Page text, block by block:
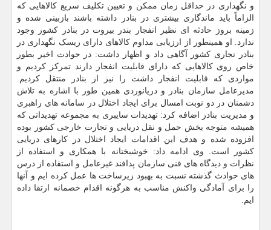
و نگهداری در حداقل زمان ممکن و تعیین تکلیف سریع کالاهایی که
الزاماً باید ماندگاری بیشتری در بنادر داشته باشند بازبینی شده و
زمینه بروز حادثه ای نظیر انفجار بندر بیروت در بنادر کشور وجود
ندارد. او همینطور از ارزیابی مداوم کالاهای دارای ریسک نگهداری در
بنادر تجاری کشور آگاهی داد و اظهار داشت: در حوادث اخیر بطور
خاص روی کالاهایی که دارای قابلیت انفجار دارند تمرکز کردیم و
مواردی که قابلیت انفجار داشت را نیز از بنادر منتقل کردیم.
مدیرعامل سازمان بنادر و دریانوردی همین طور با اشاره به تلاش
دشمنان در دو نوبت امسال برای ایجاد اختلال در سامانه های راهبری
و مدیریت بنادر اضافه کرد: تهدیدات سایبری به مجموعه تهدیداتی که
همیشه متوجه بخش حمل و نقل دریایی و تجارت خارجی کشور بوده
افزوده شده و هدف این اقدامات ایجاد اختلال در کارهای دریایی
کشور است. وی ادامه داد: خوشبختانه با همکاری و استفاده از
نظرات و دیدگاه های فنی سازمان پدافند غیرعامل و استفاده از درس
های حوادث گذشته نسبت به بهبود زیرساخت ها عمل کرده ایم و آنها
را برای آمادگی واکنش مناسب به هرگونه اقدام خصمانه ارتقا داده
ایم.